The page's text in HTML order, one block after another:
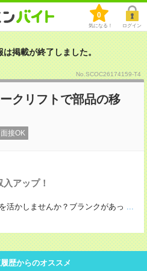
0
気になる！ ログイン
掲載が終了しました。
No.SCOC26174159-T4
クリフトで部品の移
接OK
アップ！
かしませんか？ブランクがあっ ...
歴からのオススメ